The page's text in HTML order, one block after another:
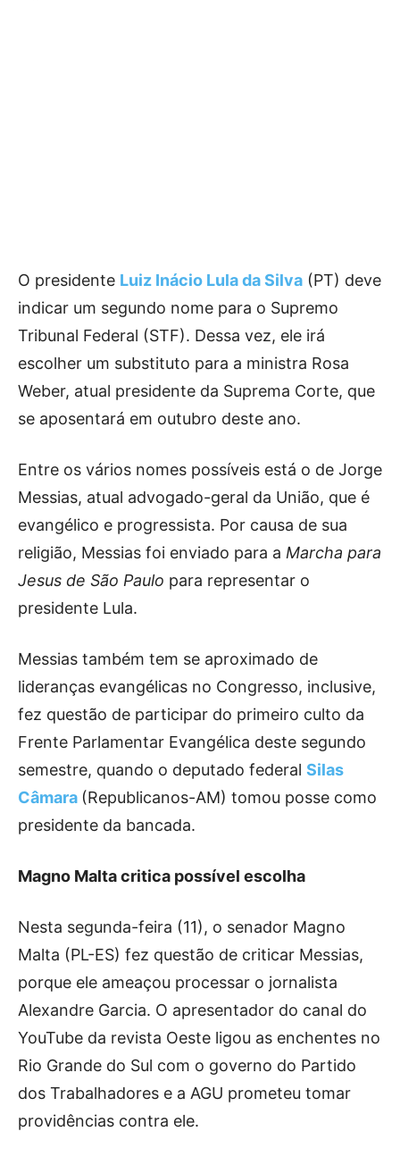
O presidente Luiz Inácio Lula da Silva (PT) deve
indicar um segundo nome para o Supremo
Tribunal Federal (STF). Dessa vez, ele irá
escolher um substituto para a ministra Rosa
Weber, atual presidente da Suprema Corte, que
se aposentará em outubro deste ano.
Entre os vários nomes possíveis está o de Jorge
Messias, atual advogado-geral da União, que é
evangélico e progressista. Por causa de sua
religião, Messias foi enviado para a Marcha para
Jesus de São Paulo para representar o
presidente Lula.
Messias também tem se aproximado de
lideranças evangélicas no Congresso, inclusive,
fez questão de participar do primeiro culto da
Frente Parlamentar Evangélica deste segundo
semestre, quando o deputado federal Silas
Câmara (Republicanos-AM) tomou posse como
presidente da bancada.
Magno Malta critica possível escolha
Nesta segunda-feira (11), o senador Magno
Malta (PL-ES) fez questão de criticar Messias,
porque ele ameaçou processar o jornalista
Alexandre Garcia. O apresentador do canal do
YouTube da revista Oeste ligou as enchentes no
Rio Grande do Sul com o governo do Partido
dos Trabalhadores e a AGU prometeu tomar
providências contra ele.